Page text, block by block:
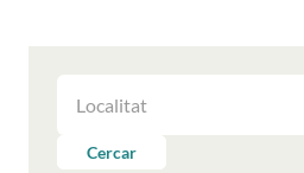
LES
PERCercar